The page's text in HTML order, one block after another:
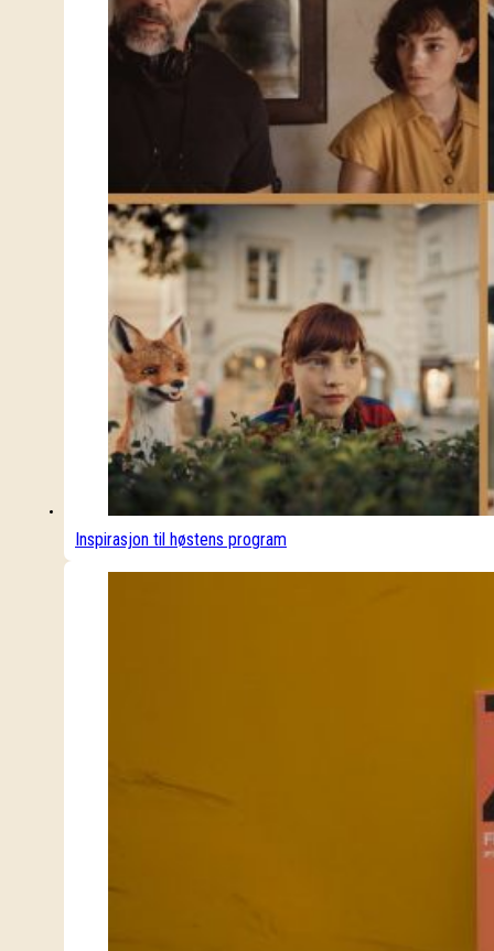
Inspirasjon til høstens program